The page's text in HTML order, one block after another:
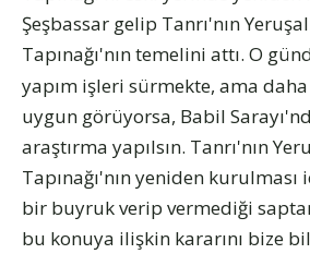
Şeşbassar gelip Tanrı'nın
Tapınağı'nın temelini attı. O
yapım işleri sürmekte, ama
uygun görüyorsa, Babil
araştırma yapılsın. Tanrı'nın
Tapınağı'nın yeniden kurulması
bir buyruk verip vermediği
bu konuya ilişkin kararını bize